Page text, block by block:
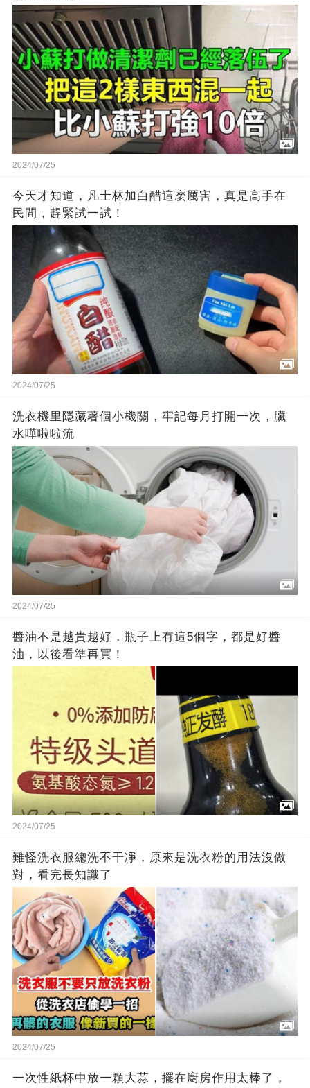
2024/07/25
今天才知道，凡士林加白醋這麼厲害，真是高手在
民間，趕緊試一試！
2024/07/25
洗衣機里隱藏著個小機關，牢記每月打開一次，臟
水嘩啦啦流
2024/07/25
醬油不是越貴越好，瓶子上有這5個字，都是好醬
油，以後看準再買！
2024/07/25
難怪洗衣服總洗不干凈，原來是洗衣粉的用法沒做
對，看完長知識了
2024/07/25
一次性紙杯中放一顆大蒜，擺在廚房作用太棒了，